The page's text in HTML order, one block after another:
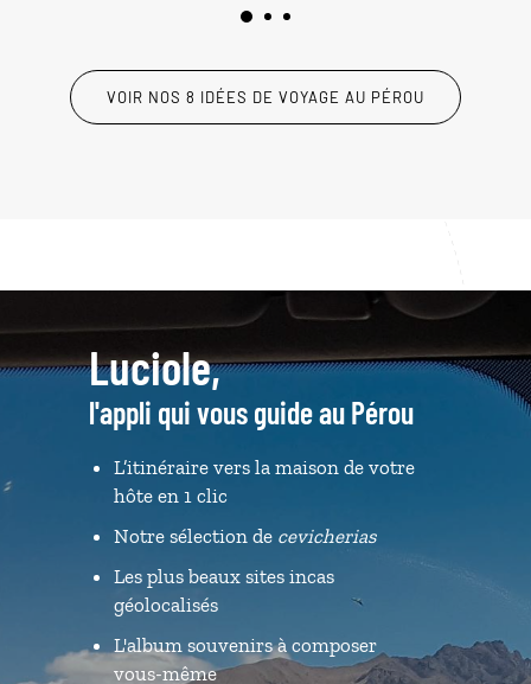
VOIR NOS 8 IDÉES DE VOYAGE AU PÉROU
Luciole,
l'appli qui vous guide au Pérou
L’itinéraire vers la maison de votre
hôte en 1 clic
Notre sélection de cevicherias
Les plus beaux sites incas
géolocalisés
L'album souvenirs à composer
vous-même